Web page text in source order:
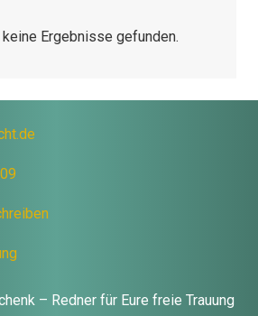
Ergebnisse gefunden.
– Redner für Eure freie Trauung